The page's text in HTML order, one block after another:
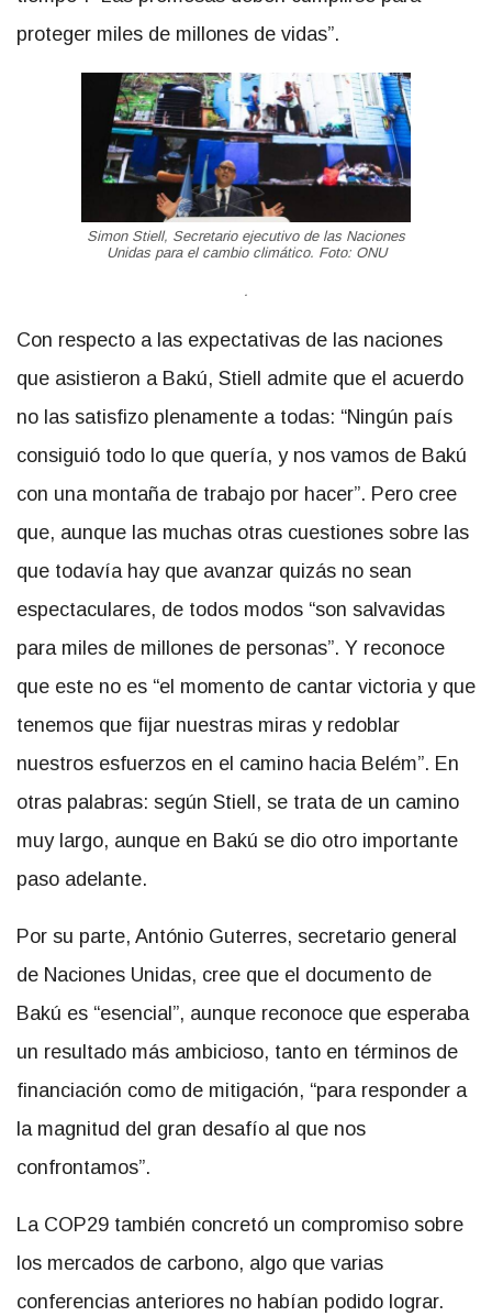
proteger miles de millones de vidas”.
Simon Stiell, Secretario ejecutivo de las Naciones
Unidas para el cambio climático. Foto: ONU
.
Con respecto a las expectativas de las naciones
que asistieron a Bakú, Stiell admite que el acuerdo
no las satisfizo plenamente a todas: “Ningún país
consiguió todo lo que quería, y nos vamos de Bakú
con una montaña de trabajo por hacer”. Pero cree
que, aunque las muchas otras cuestiones sobre las
que todavía hay que avanzar quizás no sean
espectaculares, de todos modos “son salvavidas
para miles de millones de personas”. Y reconoce
que este no es “el momento de cantar victoria y que
tenemos que fijar nuestras miras y redoblar
nuestros esfuerzos en el camino hacia Belém”. En
otras palabras: según Stiell, se trata de un camino
muy largo, aunque en Bakú se dio otro importante
paso adelante.
Por su parte, António Guterres, secretario general
de Naciones Unidas, cree que el documento de
Bakú es “esencial”, aunque reconoce que esperaba
un resultado más ambicioso, tanto en términos de
financiación como de mitigación, “para responder a
la magnitud del gran desafío al que nos
confrontamos”.
La COP29 también concretó un compromiso sobre
los mercados de carbono, algo que varias
conferencias anteriores no habían podido lograr.